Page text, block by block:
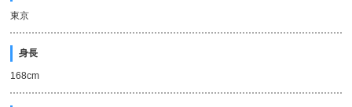
東京
身長
168cm